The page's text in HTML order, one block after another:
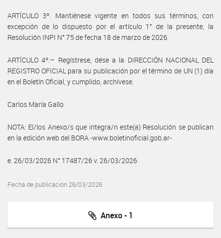
ARTÍCULO 3º. Mantiénese vigente en todos sus términos, con
excepción de lo dispuesto por el artículo 1° de la presente, la
Resolución INPI N° 75 de fecha 18 de marzo de 2026.
ARTÍCULO 4º.– Regístrese, dése a la DIRECCIÓN NACIONAL DEL
REGISTRO OFICIAL para su publicación por el término de UN (1) día
en el Boletín Oficial, y cumplido, archívese.
Carlos María Gallo
NOTA: El/los Anexo/s que integra/n este(a) Resolución se publican
en la edición web del BORA -www.boletinoficial.gob.ar-
e. 26/03/2026 N° 17487/26 v. 26/03/2026
Fecha de publicación 26/03/2026
Anexo - 1